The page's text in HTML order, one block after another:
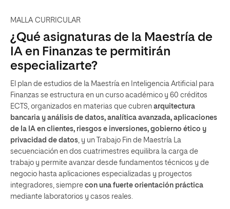
MALLA CURRICULAR
¿Qué asignaturas de la Maestría de
IA en Finanzas te permitirán
especializarte?
El plan de estudios de la Maestría en Inteligencia Artificial para
Finanzas se estructura en un curso académico y 60 créditos
ECTS, organizados en materias que cubren arquitectura
bancaria y análisis de datos, analítica avanzada, aplicaciones
de la IA en clientes, riesgos e inversiones, gobierno ético y
privacidad de datos, y un Trabajo Fin de Maestría La
secuenciación en dos cuatrimestres equilibra la carga de
trabajo y permite avanzar desde fundamentos técnicos y de
negocio hasta aplicaciones especializadas y proyectos
integradores, siempre con una fuerte orientación práctica
mediante laboratorios y casos reales.